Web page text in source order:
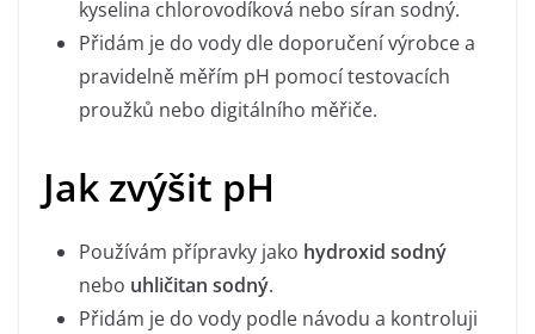
kyselina chlorovodíková nebo síran sodný.
Přidám je do vody dle doporučení výrobce a
pravidelně měřím pH pomocí testovacích
proužků nebo digitálního měřiče.
Jak zvýšit pH
Používám přípravky jako hydroxid sodný
nebo uhličitan sodný.
Přidám je do vody podle návodu a kontroluji